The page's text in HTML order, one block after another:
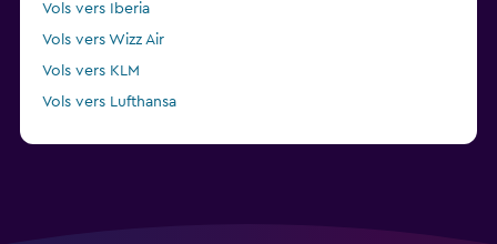
Vols vers Iberia
Vols vers Wizz Air
Vols vers KLM
Vols vers Lufthansa